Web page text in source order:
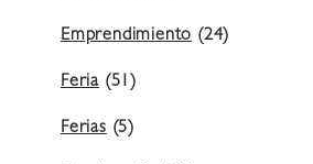
Emprendimiento (24)
Feria (51)
Ferias (5)